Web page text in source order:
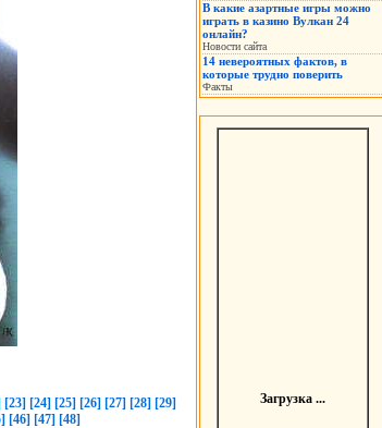
[23] [24] [25] [26] [27] [28] [29]
[46] [47] [48]
В какие азартные игры можно
играть в казино Вулкан 24
онлайн?
Новости сайта
14 невероятных фактов, в
которые трудно поверить
Факты
Загрузка ...